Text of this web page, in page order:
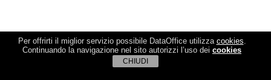
Per offrirti il miglior servizio possibile DataOffice utilizza cookies.
Continuando la navigazione nel sito autorizzi l’uso dei cookies
CHIUDI